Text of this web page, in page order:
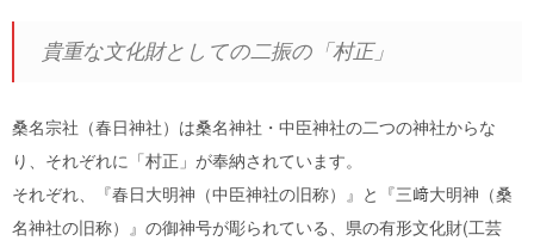
貴重な文化財としての二振の「村正」
桑名宗社（春日神社）は桑名神社・中臣神社の二つの神社からな
り、それぞれに「村正」が奉納されています。
それぞれ、『春日大明神（中臣神社の旧称）』と『三﨑大明神（桑
名神社の旧称）』の御神号が彫られている、県の有形文化財(工芸